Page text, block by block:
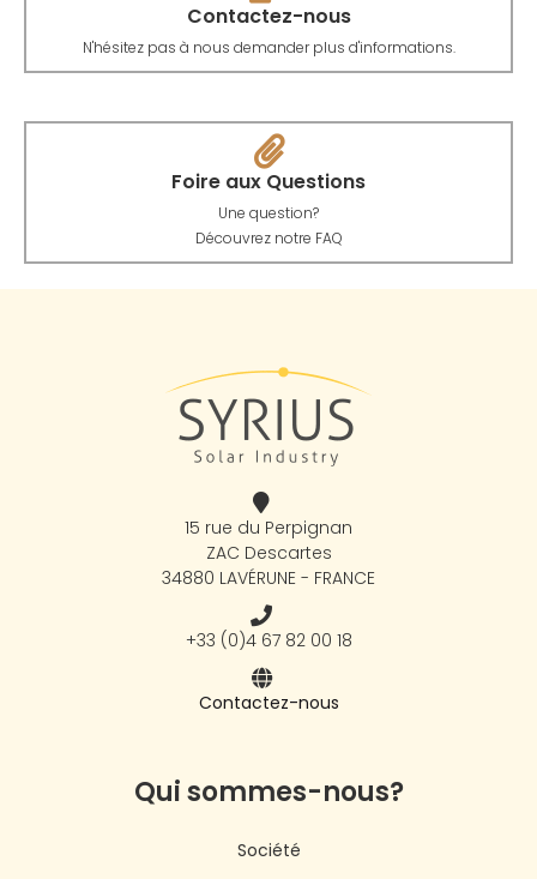
Contactez-nous
N'hésitez pas à nous demander plus d'informations.
Foire aux Questions
Une question?
Découvrez notre FAQ
15 rue du Perpignan
ZAC Descartes
34880 LAVÉRUNE - FRANCE
+33 (0)4 67 82 00 18
Contactez-nous
Qui sommes-nous?
Société